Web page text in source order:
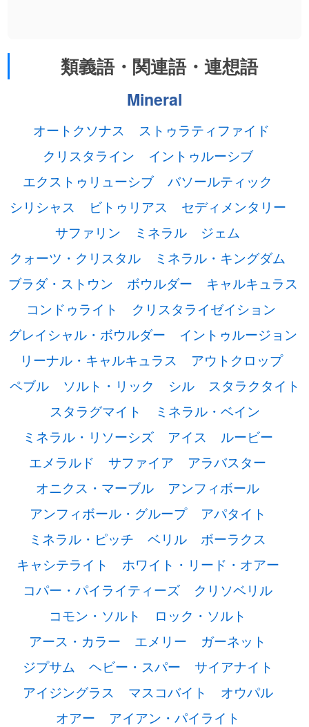
類義語・関連語・連想語
Mineral
オートクソナス
ストゥラティファイド
クリスタライン
イントゥルーシブ
エクストゥリューシブ
バソールティック
シリシャス
ビトゥリアス
セディメンタリー
サファリン
ミネラル
ジェム
クォーツ・クリスタル
ミネラル・キングダム
ブラダ・ストウン
ボウルダー
キャルキュラス
コンドゥライト
クリスタライゼイション
グレイシャル・ボウルダー
イントゥルージョン
リーナル・キャルキュラス
アウトクロップ
ペブル
ソルト・リック シル
スタラクタイト
スタラグマイト
ミネラル・ベイン
ミネラル・リソーシズ
アイス
ルービー
エメラルド
サファイア
アラバスター
オニクス・マーブル
アンフィボール
アンフィボール・グループ
アパタイト
ミネラル・ピッチ
ベリル
ボーラクス
キャシテライト
ホワイト・リード・オアー
コパー・パイライティーズ
クリソベリル
コモン・ソルト
ロック・ソルト
アース・カラー
エメリー
ガーネット
ジプサム
ヘビー・スパー
サイアナイト
アイジングラス
マスコバイト
オウパル
オアー
アイアン・パイライト